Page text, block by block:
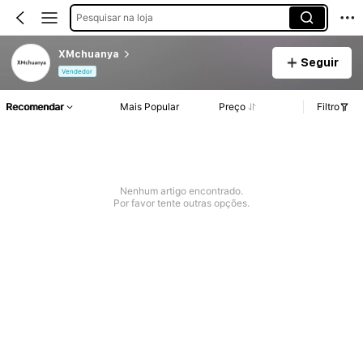
Pesquisar na loja
XMchuanya
Vendedor
Seguir
Recomendar Mais Popular Preço Filtro
Nenhum artigo encontrado.
Por favor tente outras opções.